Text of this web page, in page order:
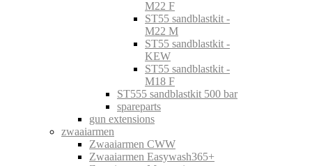
M22 F
ST55 sandblastkit -
M22 M
ST55 sandblastkit -
KEW
ST55 sandblastkit -
M18 F
ST555 sandblastkit 500 bar
spareparts
gun extensions
zwaaiarmen
Zwaaiarmen CWW
Zwaaiarmen Easywash365+